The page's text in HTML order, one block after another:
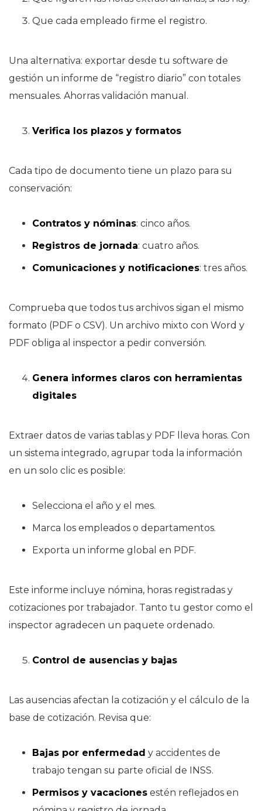
Que cada empleado firme el registro.
Una alternativa: exportar desde tu software de
gestión un informe de “registro diario” con totales
mensuales. Ahorras validación manual.
Verifica los plazos y formatos
Cada tipo de documento tiene un plazo para su
conservación:
Contratos y nóminas: cinco años.
Registros de jornada: cuatro años.
Comunicaciones y notificaciones: tres años.
Comprueba que todos tus archivos sigan el mismo
formato (PDF o CSV). Un archivo mixto con Word y
PDF obliga al inspector a pedir conversión.
Genera informes claros con herramientas
digitales
Extraer datos de varias tablas y PDF lleva horas. Con
un sistema integrado, agrupar toda la información
en un solo clic es posible:
Selecciona el año y el mes.
Marca los empleados o departamentos.
Exporta un informe global en PDF.
Este informe incluye nómina, horas registradas y
cotizaciones por trabajador. Tanto tu gestor como el
inspector agradecen un paquete ordenado.
Control de ausencias y bajas
Las ausencias afectan la cotización y el cálculo de la
base de cotización. Revisa que:
Bajas por enfermedad y accidentes de
trabajo tengan su parte oficial de INSS.
Permisos y vacaciones estén reflejados en